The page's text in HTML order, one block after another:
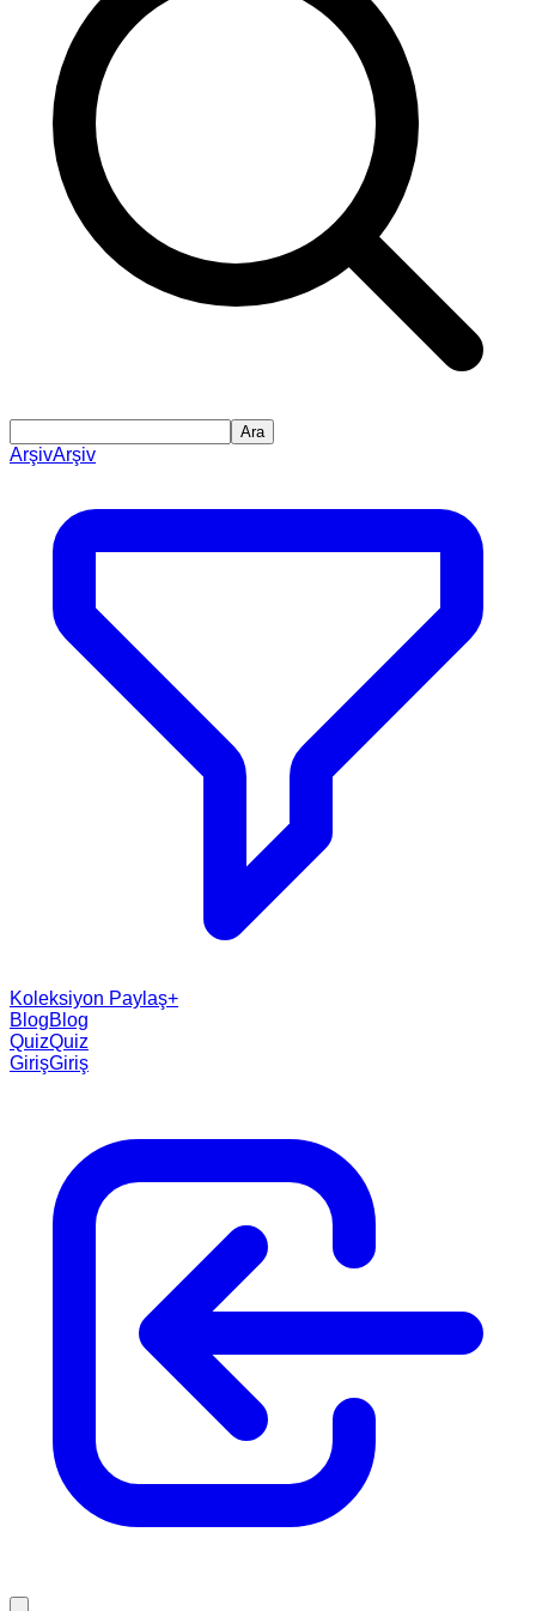
Ara
ArşivArşiv
Koleksiyon Paylaş+
BlogBlog
QuizQuiz
GirişGiriş